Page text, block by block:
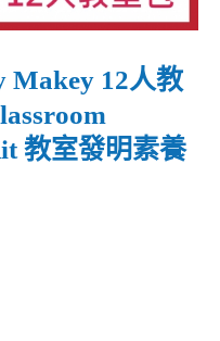
Makey 12人教
教室發明素養